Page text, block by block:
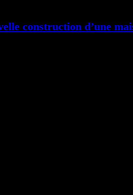
construction d’une